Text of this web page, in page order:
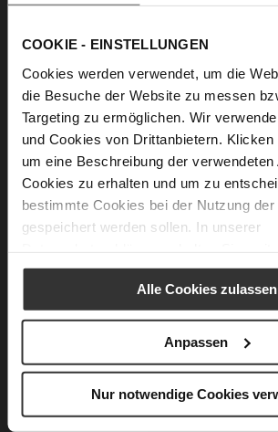
COOKIE - EINSTELLUNGEN
Cookies werden verwendet, um die
die Besuche der Website zu messen
Targeting zu ermöglichen. Wir
und Cookies von Drittanbietern. Klicken
um eine Beschreibung der verwendeten
Cookies zu erhalten und um zu
bestimmte Cookies bei der Nutzung der
gespeichert werden sollen. In unserer
Alle Cookies zulassen
Anpassen
Nur notwendige Cookies
Informationen
Lederfutter
Made in Europe,
WORKING GROUP Gold zertifiziert),
(LEATHER WORKING GROUP zertifiziert)
Nachhaltiges Produkt
Kein Verschluss
Nein
90
Pfennigabsatz mit Plateau
Das könnte Ihnen auch